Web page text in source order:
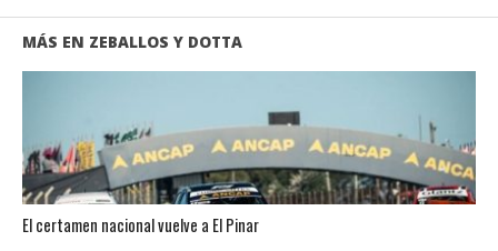
MÁS EN ZEBALLOS Y DOTTA
El certamen nacional vuelve a El Pinar